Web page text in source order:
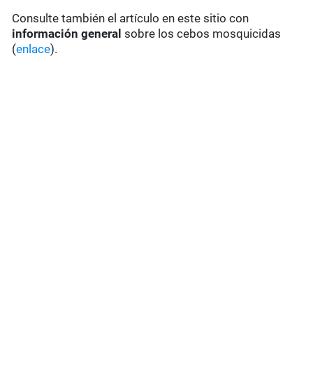
Consulte también el artículo en este sitio con
información general sobre los cebos mosquicidas
(enlace).